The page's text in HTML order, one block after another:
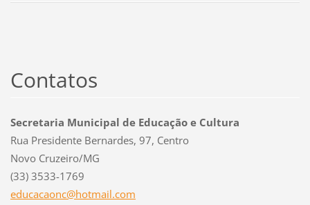
Contatos
Secretaria Municipal de Educação e Cultura
Rua Presidente Bernardes, 97, Centro
Novo Cruzeiro/MG
(33) 3533-1769
educacaonc@hotmail.com